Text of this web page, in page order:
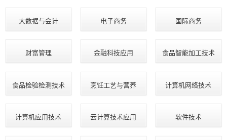
大数据与会计 电子商务 国际商务
财富管理 金融科技应用 食品智能加工技术
食品检验检测技术 烹饪工艺与营养 计算机网络技术
计算机应用技术 云计算技术应用 软件技术